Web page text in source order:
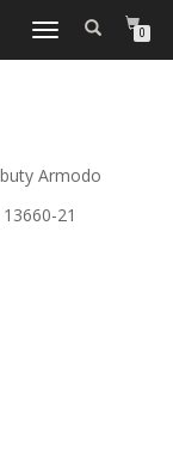
WŁĄCZ
NAWIGACJĘ
0
Armodo
21